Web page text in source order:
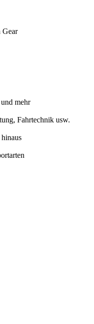
mehr
Fahrtechnik usw.